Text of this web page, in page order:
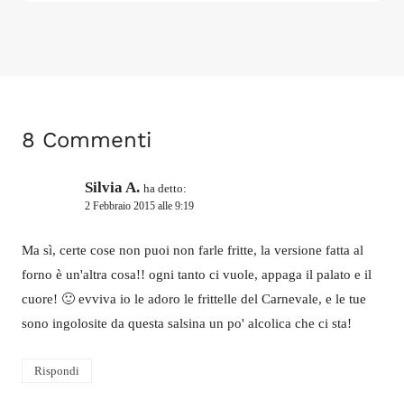
8 Commenti
Silvia A. ha detto:
2 Febbraio 2015 alle 9:19
Ma sì, certe cose non puoi non farle fritte, la versione fatta al
forno è un'altra cosa!! ogni tanto ci vuole, appaga il palato e il
cuore! 🙂 evviva io le adoro le frittelle del Carnevale, e le tue
sono ingolosite da questa salsina un po' alcolica che ci sta!
Rispondi